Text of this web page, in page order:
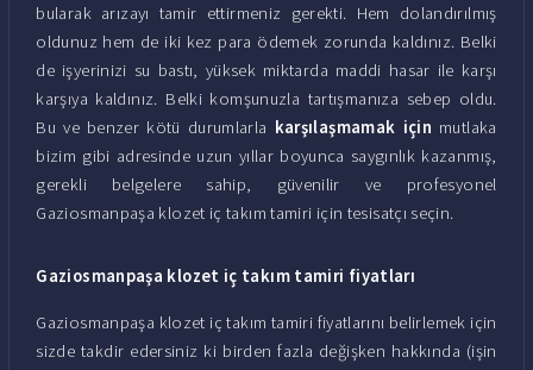
bularak arızayı tamir ettirmeniz gerekti. Hem dolandırılmış
oldunuz hem de iki kez para ödemek zorunda kaldınız. Belki
de işyerinizi su bastı, yüksek miktarda maddi hasar ile karşı
karşıya kaldınız. Belki komşunuzla tartışmanıza sebep oldu.
Bu ve benzer kötü durumlarla karşılaşmamak için mutlaka
bizim gibi adresinde uzun yıllar boyunca saygınlık kazanmış,
gerekli belgelere sahip, güvenilir ve profesyonel
Gaziosmanpaşa klozet iç takım tamiri için tesisatçı seçin.
Gaziosmanpaşa klozet iç takım tamiri fiyatları
Gaziosmanpaşa klozet iç takım tamiri fiyatlarını belirlemek için
sizde takdir edersiniz ki birden fazla değişken hakkında (işin